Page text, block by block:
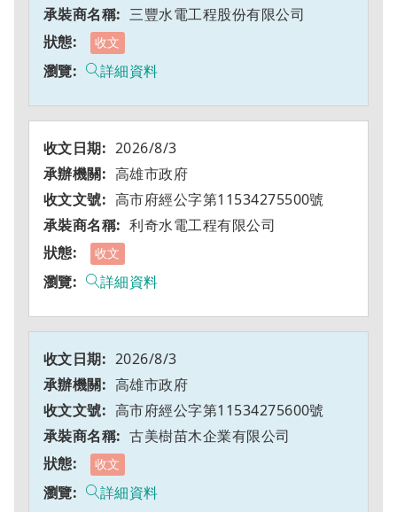
三豐水電工程股份有限公司
收文
詳細資料
2026/8/3
高雄市政府
高市府經公字第11534275500號
利奇水電工程有限公司
收文
詳細資料
2026/8/3
高雄市政府
高市府經公字第11534275600號
古美樹苗木企業有限公司
收文
詳細資料